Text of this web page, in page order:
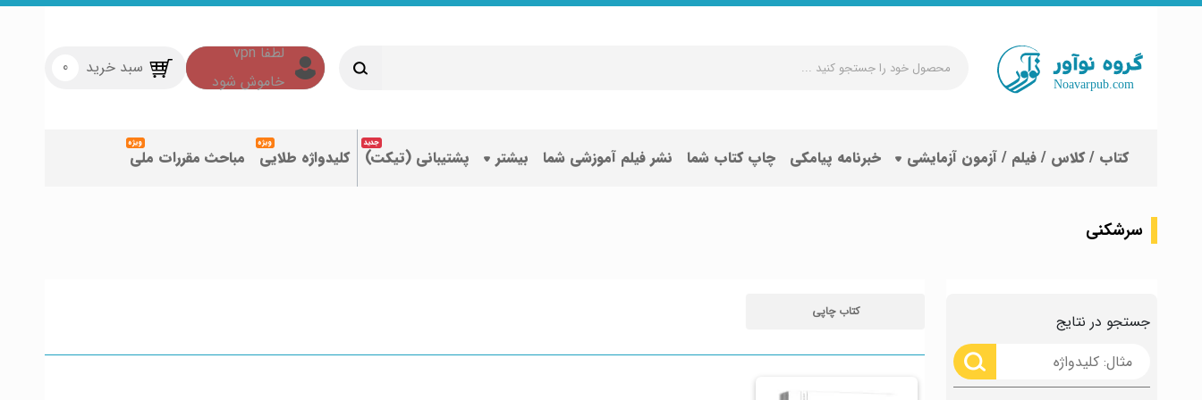
جستجو
کنید
سبد خرید 0
کتاب / کلاس / فیلم / آزمون آزمایشی خبرنامه پیامکی چاپ کتاب شما نشر فیلم آموزشی شما بیشتر پشتیبانی (تیکت) کلیدواژه طلایی مباحث مقررات ملی
سرشکنی
جستجو در نتایج کتاب چاپی